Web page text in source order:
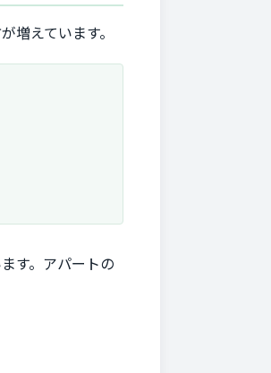
増えています。
す。アパートの